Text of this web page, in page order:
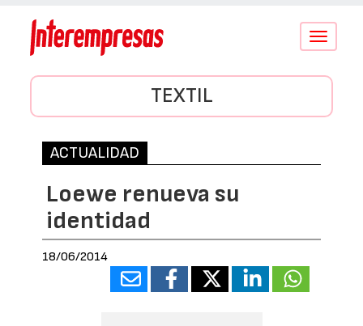
Conmutar
TEXTIL
ACTUALIDAD
Loewe renueva su
identidad
18/06/2014